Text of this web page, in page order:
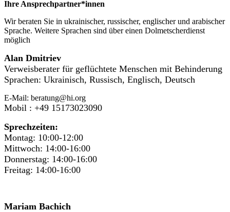
Ihre Ansprechpartner*innen
Wir beraten Sie in ukrainischer, russischer, englischer und arabischer
Sprache. Weitere Sprachen sind über einen Dolmetscherdienst
möglich
Alan Dmitriev
Verweisberater für geflüchtete Menschen mit Behinderung
Sprachen: Ukrainisch, Russisch, Englisch, Deutsch
E-Mail: beratung@hi.org
Mobil : +49 15173023090
Sprechzeiten:
Montag: 10:00-12:00
Mittwoch: 14:00-16:00
Donnerstag: 14:00-16:00
Freitag: 14:00-16:00
Mariam Bachich